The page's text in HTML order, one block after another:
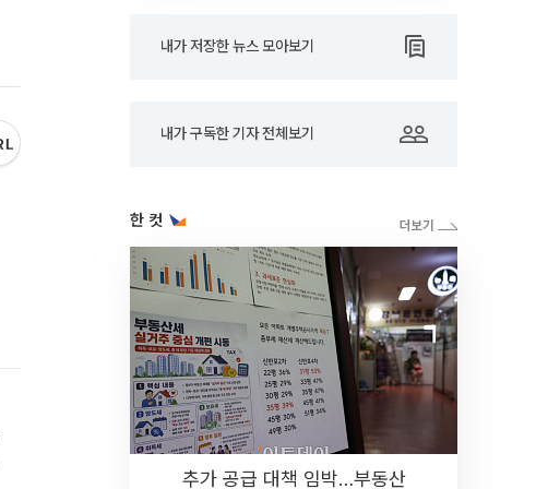
내가 저장한 뉴스 모아보기
내가 구독한 기자 전체보기
한 컷
추가 공급 대책 임박…부동산